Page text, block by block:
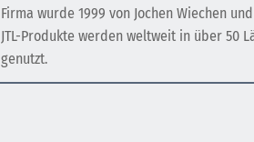
Firma wurde 1999 von Jochen Wiechen
JTL-Produkte werden weltweit in über 50
genutzt.